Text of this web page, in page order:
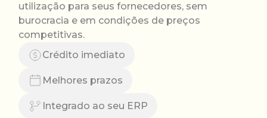
utilização para seus fornecedores, sem
burocracia e em condições de preços
competitivas.
Crédito imediato
Melhores prazos
Integrado ao seu ERP